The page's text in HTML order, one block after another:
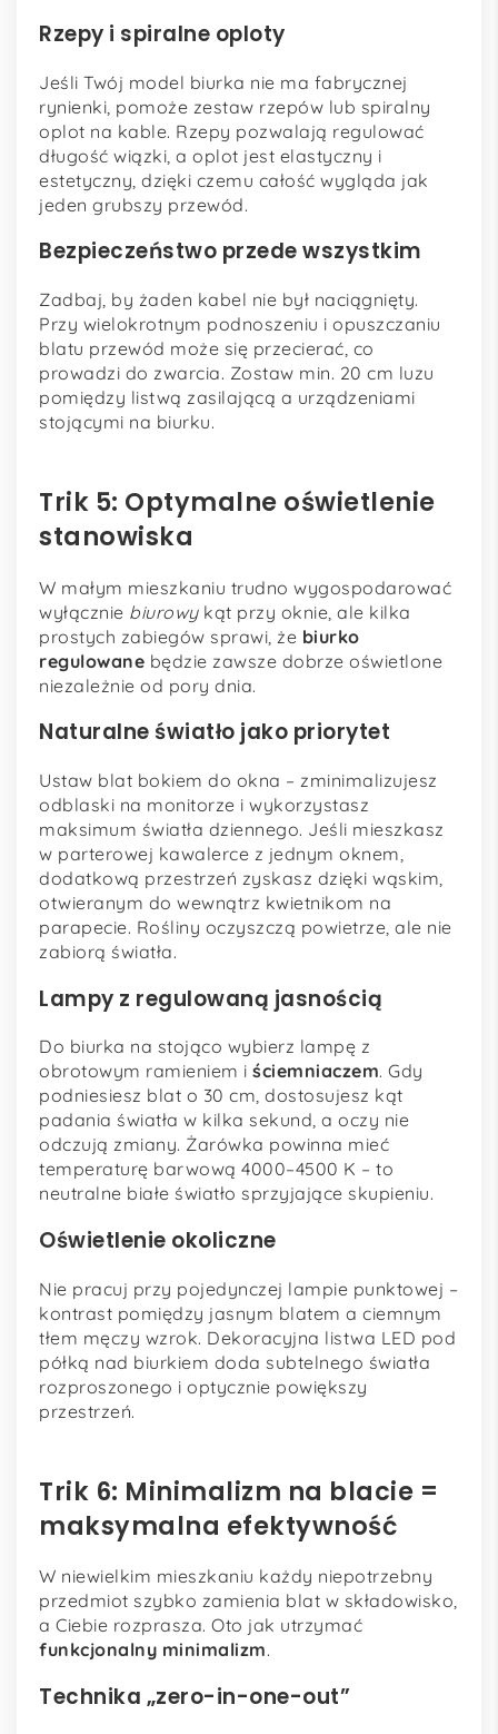
Rzepy i spiralne oploty
Jeśli Twój model biurka nie ma fabrycznej
rynienki, pomoże zestaw rzepów lub spiralny
oplot na kable. Rzepy pozwalają regulować
długość wiązki, a oplot jest elastyczny i
estetyczny, dzięki czemu całość wygląda jak
jeden grubszy przewód.
Bezpieczeństwo przede wszystkim
Zadbaj, by żaden kabel nie był naciągnięty.
Przy wielokrotnym podnoszeniu i opuszczaniu
blatu przewód może się przecierać, co
prowadzi do zwarcia. Zostaw min. 20 cm luzu
pomiędzy listwą zasilającą a urządzeniami
stojącymi na biurku.
Trik 5: Optymalne oświetlenie
stanowiska
W małym mieszkaniu trudno wygospodarować
wyłącznie biurowykąt przy oknie, ale kilka
prostych zabiegów sprawi, że biurko
regulowane będzie zawsze dobrze oświetlone
niezależnie od pory dnia.
Naturalne światło jako priorytet
Ustaw blat bokiem do okna – zminimalizujesz
odblaski na monitorze i wykorzystasz
maksimum światła dziennego. Jeśli mieszkasz
w parterowej kawalerce z jednym oknem,
dodatkową przestrzeń zyskasz dzięki wąskim,
otwieranym do wewnątrz kwietnikom na
parapecie. Rośliny oczyszczą powietrze, ale nie
zabiorą światła.
Lampy z regulowaną jasnością
Do biurka na stojąco wybierz lampę z
obrotowym ramieniem i ściemniaczem. Gdy
podniesiesz blat o 30 cm, dostosujesz kąt
padania światła w kilka sekund, a oczy nie
odczują zmiany. Żarówka powinna mieć
temperaturę barwową 4000–4500 K – to
neutralne białe światło sprzyjające skupieniu.
Oświetlenie okoliczne
Nie pracuj przy pojedynczej lampie punktowej –
kontrast pomiędzy jasnym blatem a ciemnym
tłem męczy wzrok. Dekoracyjna listwa LED pod
półką nad biurkiem doda subtelnego światła
rozproszonego i optycznie powiększy
przestrzeń.
Trik 6: Minimalizm na blacie =
maksymalna efektywność
W niewielkim mieszkaniu każdy niepotrzebny
przedmiot szybko zamienia blat w składowisko,
a Ciebie rozprasza. Oto jak utrzymać
funkcjonalny minimalizm.
Technika „zero-in-one-out”